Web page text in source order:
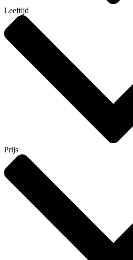
Leeftijd
Prijs